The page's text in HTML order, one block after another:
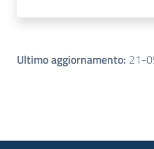
Ultimo aggiornamento: 21-